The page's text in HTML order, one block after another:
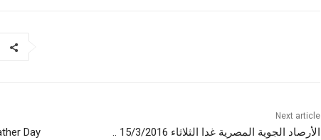
Next article
الأرصاد الجوية المصرية غدا الثلاثاء 15/3/2016 ..